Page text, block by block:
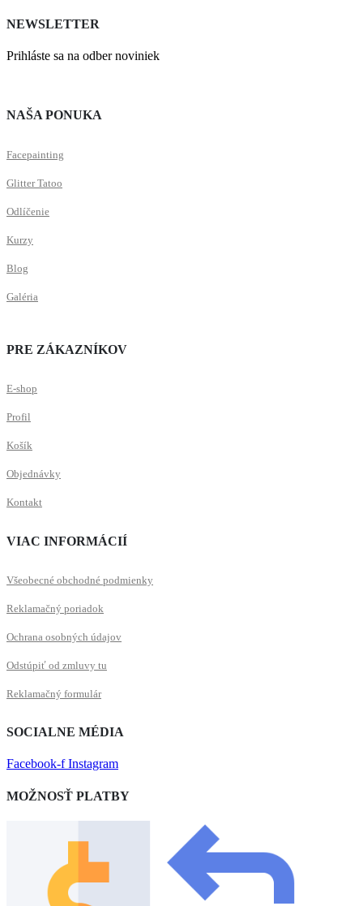
NEWSLETTER
Prihláste sa na odber noviniek
NAŠA PONUKA
Facepainting
Glitter Tatoo
Odlíčenie
Kurzy
Blog
Galéria
PRE ZÁKAZNÍKOV
E-shop
Profil
Košík
Objednávky
Kontakt
VIAC INFORMÁCIÍ
Všeobecné obchodné podmienky
Reklamačný poriadok
Ochrana osobných údajov
Odstúpiť od zmluvy tu
Reklamačný formulár
SOCIALNE MÉDIA
Facebook-f Instagram
MOŽNOSŤ PLATBY